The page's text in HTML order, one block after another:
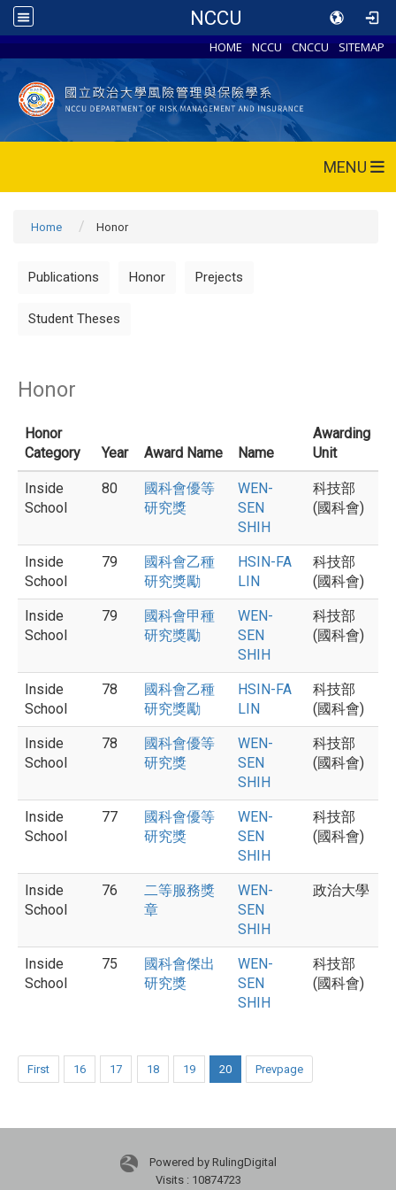
NCCU
HOME NCCU CNCCU SITEMAP
MENU
Home Honor
Publications Honor Prejects
Student Theses
Honor
Honor
Category
Year Award Name Name
Awarding
Unit
Inside
School
80
國科會優等
研究獎
WEN-
SEN
SHIH
科技部
(國科會)
Inside
School
79
國科會乙種
研究獎勵
HSIN-FA
LIN
科技部
(國科會)
Inside
School
79
國科會甲種
研究獎勵
WEN-
SEN
SHIH
科技部
(國科會)
Inside
School
78
國科會乙種
研究獎勵
HSIN-FA
LIN
科技部
(國科會)
Inside
School
78
國科會優等
研究獎
WEN-
SEN
SHIH
科技部
(國科會)
Inside
School
77
國科會優等
研究獎
WEN-
SEN
SHIH
科技部
(國科會)
Inside
School
76
二等服務獎
章
WEN-
SEN
SHIH
政治大學
Inside
School
75
國科會傑出
研究獎
WEN-
SEN
SHIH
科技部
(國科會)
First 16 17 18 19 20 Prevpage
Powered by RulingDigital
Visits : 10874723